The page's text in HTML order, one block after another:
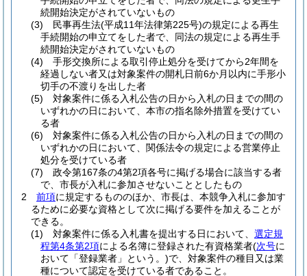
続開始決定がされていないもの
(3)
民事再生法(平成11年法律第225号)の規定による再生
手続開始の申立てをした者で、同法の規定による再生手
続開始決定がされていないもの
(4)
手形交換所による取引停止処分を受けてから2年間を
経過しない者又は対象案件の開札日前6か月以内に手形小
切手の不渡りを出した者
(5)
対象案件に係る入札公告の日から入札の日までの間の
いずれかの日において、本市の指名除外措置を受けてい
る者
(6)
対象案件に係る入札公告の日から入札の日までの間の
いずれかの日において、関係法令の規定による営業停止
処分を受けている者
(7)
政令第167条の4第2項各号に掲げる場合に該当する者
で、市長が入札に参加させないこととしたもの
2
前項に規定するもののほか、市長は、本競争入札に参加す
るために必要な資格として次に掲げる要件を加えることが
できる。
(1)
対象案件に係る入札書を提出する日において、 選定規
程第4条第2項による名簿に登録された有資格業者(次号に
おいて「登録業者」という。)で、対象案件の種目又は業
種について認定を受けている者であること。